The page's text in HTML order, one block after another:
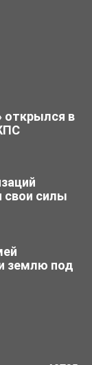
открылся в
свои силы
землю под